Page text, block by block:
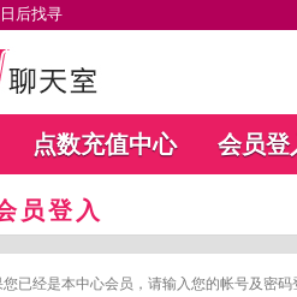
后找寻
点数充值中心 会员登
员登入
您已经是本中心会员，请输入您的帐号及密